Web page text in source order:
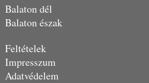
Balaton dél
Balaton észak
Feltételek
Impresszum
Adatvédelem